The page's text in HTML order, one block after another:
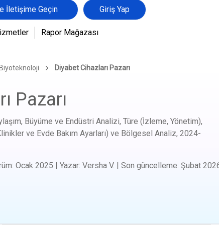
İletişime Geçin Giriş Yap
Rapor Mağazası
Diyabet Cihazları Pazarı
Pazarı
Büyüme ve Endüstri Analizi, Türe (İzleme, Yönetim),
ve Evde Bakım Ayarları) ve Bölgesel Analiz, 2024-
: Ocak 2025 Yazar: Versha V. Son güncelleme: Şubat